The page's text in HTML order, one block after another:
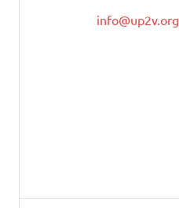
info@up2v.org